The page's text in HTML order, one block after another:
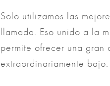
Solo utilizamos las
llamada. Eso unido a la
permite ofrecer una
extraordinariamente bajo.